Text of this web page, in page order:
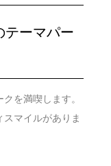
テーマパー
を満喫します。
マイルがありま